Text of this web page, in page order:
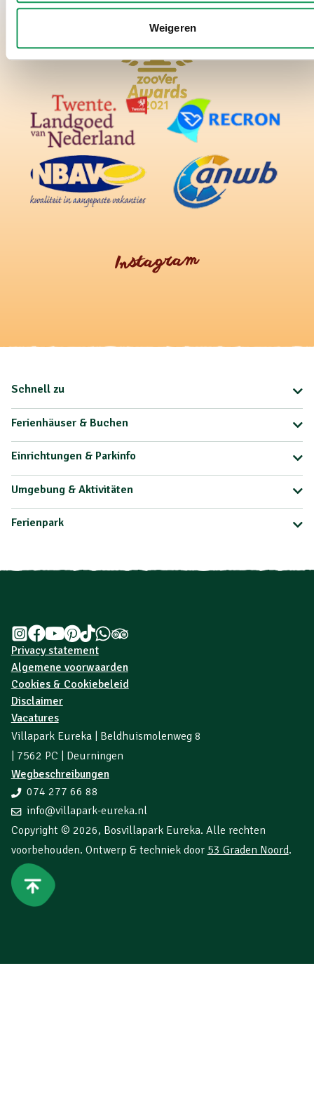
Weigeren
Instagram
Schnell zu
Ferienhäuser & Buchen
Einrichtungen & Parkinfo
Umgebung & Aktivitäten
Ferienpark
Privacy statement
Algemene voorwaarden
Cookies & Cookiebeleid
Disclaimer
Vacatures
Villapark Eureka | Beldhuismolenweg 8
| 7562 PC | Deurningen
Wegbeschreibungen
074 277 66 88
info@villapark-eureka.nl
Copyright © 2026, Bosvillapark Eureka. Alle rechten
voorbehouden. Ontwerp & techniek door 53 Graden Noord.